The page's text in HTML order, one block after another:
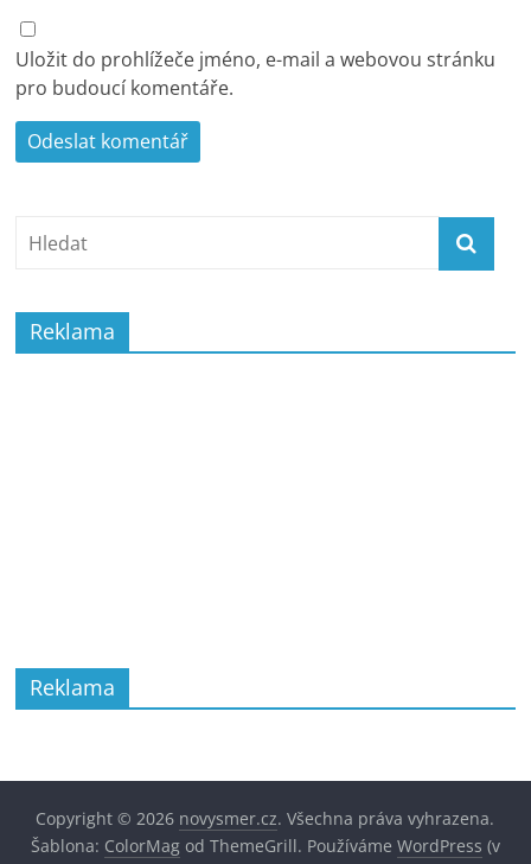
Uložit do prohlížeče jméno, e-mail a webovou stránku
pro budoucí komentáře.
Reklama
Reklama
Copyright © 2026 novysmer.cz. Všechna práva vyhrazena.
Šablona: ColorMagod ThemeGrill. Používáme WordPress (v